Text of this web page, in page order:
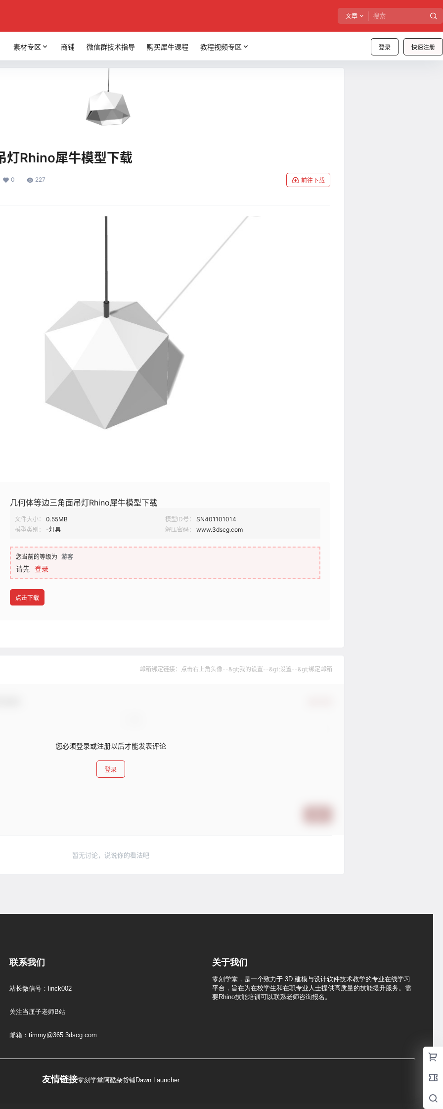
文章
登录 快速注册
素材专区 商铺 微信群技术指导 购买犀牛课程 教程视频专区
灯Rhino犀牛模型下载
0 227 前往下载
几何体等边三角面吊灯Rhino犀牛模型下载
文件大小： 0.55MB 模型ID号：
SN401101014
模型类别：
-灯具 解压密码： www.3dscg.com
您当前的等级为 游客
请先 登录
点击下载
邮箱绑定链接：点击右上角头像--&gt;我的设置--&gt;设置--&gt;绑定邮箱
您必须登录或注册以后才能发表评论
登录
暂无讨论，说说你的看法吧
联系我们
站长微信号：linck002
关注当厘子老师B站
邮箱：timmy@365.3dscg.com
关于我们
零刻学堂，是一个致力于 3D 建模与设计软件技术教学的专业在线学习
平台，旨在为在校学生和在职专业人士提供高质量的技能提升服务。需
要Rhino技能培训可以联系老师咨询报名。
友情链接零刻学堂阿酷杂货铺Dawn Launcher